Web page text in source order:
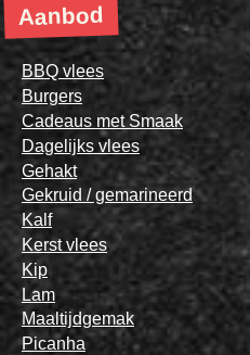
Aanbod
BBQ vlees
Burgers
Cadeaus met Smaak
Dagelijks vlees
Gehakt
Gekruid / gemarineerd
Kalf
Kerst vlees
Kip
Lam
Maaltijdgemak
Picanha